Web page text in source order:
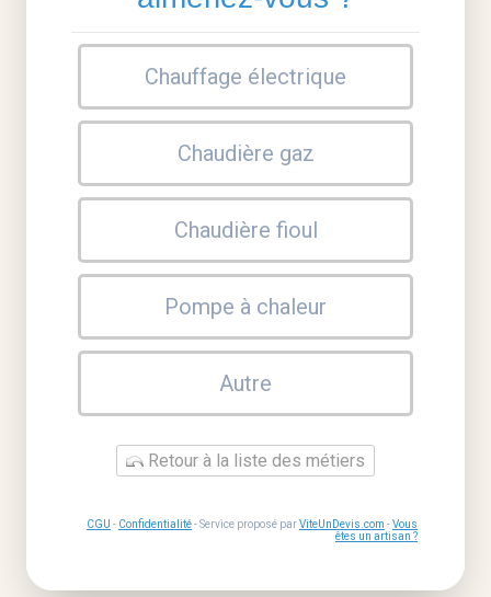
Chauffage électrique
Chaudière gaz
Chaudière fioul
Pompe à chaleur
Autre
Retour à la liste des métiers
CGU - Confidentialité- Service proposé parViteUnDevis.com -Vous
êtes un artisan ?